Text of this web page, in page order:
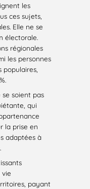
les
ces sujets,
Elle ne se
électorale.
régionales
les personnes
soient pas
qui
la prise en
adaptées à
payant